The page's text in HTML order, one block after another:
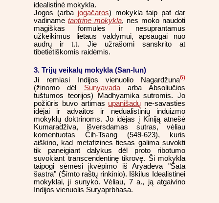
idealistinė mokykla.
Jogos (arba jogačaros) mokykla taip pat dar
vadiname tantrine mokykla, nes moko naudoti
magiškas formules ir nesuprantamus
užkeikimus lietaus valdymui, apsaugai nuo
audrų ir t.t. Jie užrašomi sanskrito at
tibetietiškomis raidėmis.
3. Trijų veikalų mokykla (San-lun)
Ji remiasi Indijos vienuolio Nagardžuna6)
(žinomo dėl Sunyavadaarba Absoliučios
tuštumos teorijos) Madhyamika sutromis. Jo
požiūris buvo artimas upanišadų ne-savasties
idėjai ir advaitos ir nedualistinių induizmo
mokyklų doktrinoms. Jo idėjas į Kiniją atnešė
Kumaradživa, išversdamas sutras, vėliau
komentuotas Čih-Tsang (549-623), kuris
aiškino, kad metafizines tiesas galima suvokti
tik paneigiant dalykus dėl proto ribotumo
suvokiant transcendentinę tikrovę. Ši mokykla
taipogi sėmėsi įkvėpimo iš Aryadeva "Šata
šastra" (Šimto raštų rinkinio). Iškilus Idealistinei
mokyklai, ji sunyko. Vėliau, 7 a., ją atgaivino
Indijos vienuolis Suryaprbhasa.